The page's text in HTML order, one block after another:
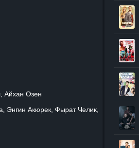
Айхан Озен
Энгин Акюрек, Фырат Челик,